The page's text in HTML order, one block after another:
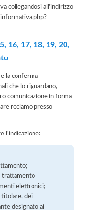
collegandosi all'indirizzo
16, 17, 18, 19, 20,
la conferma
che lo riguardano,
comunicazione in forma
reclamo presso
l'indicazione:
trattamento
elettronici;
titolare, dei
designato ai